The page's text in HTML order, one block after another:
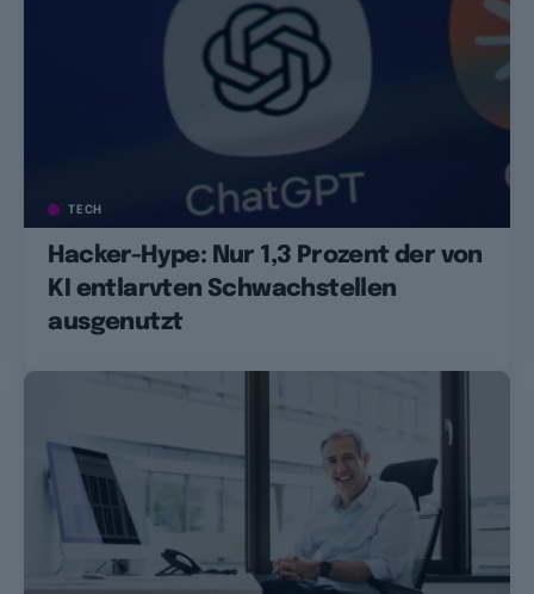
TECH
Hacker-Hype: Nur 1,3 Prozent der von
KI entlarvten Schwachstellen
ausgenutzt